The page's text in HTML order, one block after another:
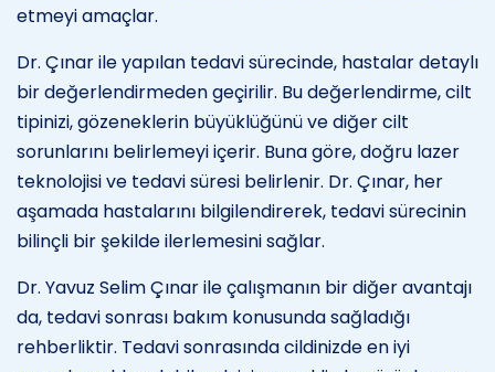
etmeyi amaçlar.
Dr. Çınar ile yapılan tedavi sürecinde, hastalar detaylı
bir değerlendirmeden geçirilir. Bu değerlendirme, cilt
tipinizi, gözeneklerin büyüklüğünü ve diğer cilt
sorunlarını belirlemeyi içerir. Buna göre, doğru lazer
teknolojisi ve tedavi süresi belirlenir. Dr. Çınar, her
aşamada hastalarını bilgilendirerek, tedavi sürecinin
bilinçli bir şekilde ilerlemesini sağlar.
Dr. Yavuz Selim Çınar ile çalışmanın bir diğer avantajı
da, tedavi sonrası bakım konusunda sağladığı
rehberliktir. Tedavi sonrasında cildinizde en iyi